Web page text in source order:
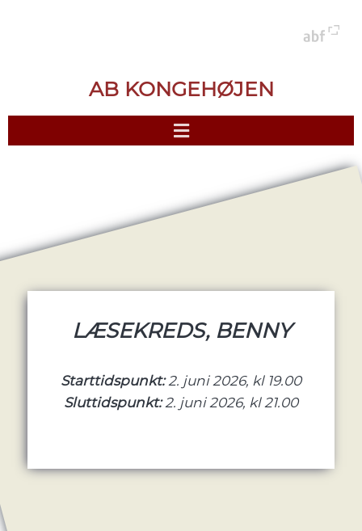
AB KONGEHØJEN
LÆSEKREDS, BENNY
Starttidspunkt:2. juni 2026, kl 19.00
Sluttidspunkt:2. juni 2026, kl 21.00